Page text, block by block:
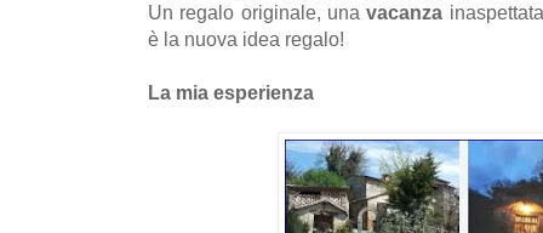
Un regalo originale, una vacanza
è la nuova idea regalo!
La mia esperienza